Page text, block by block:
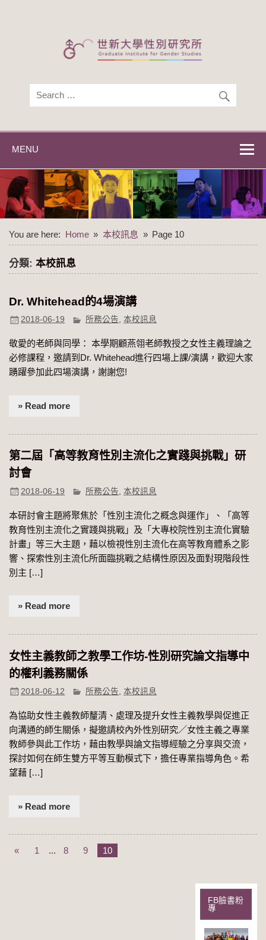
世新大學性別研
世新大學性別研究所
MENU
You are here: Home 本校訊息 Page 10
分類:本校訊息
Dr. Whitehead的4場演講
2018-06-19 所務公告,本校訊息
敬愛的老師與同學： 本學期顧燕翎老師教授之女性主義理論之
必修課程，邀請到Dr. Whitehead進行四場上課/演講，歡迎大家
踴躍參加此四場演講，謝謝您!
» Read more
第二屆「高等教育性別主流化之實踐與挑戰」研
討會‏
2018-06-19 所務公告 ,本校訊息
本研討會主題將聚焦於「性別主流化之概念與運作」、「高等
教育性別主流化之實踐與挑戰」及「大專校院性別主流化實驗
計畫」等三大主題，藉以檢視性別主流化在高等教育體系之影
響、探索性別主流化所面臨挑戰之結構性原因及面對現階段性
別主 […]
» Read more
女性主義教師之教學工作坊-性別研究論文指導中
的權利義務關係
2018-06-12 所務公告,本校訊息
為協助女性主義教師釐清、處理及提升女性主義教學與促進正
向溝通的師生關係，擬邀請校內外性別研究／女性主義之專業
教師參與此工作坊，藉由教學與論文指導經驗之分享與交流，
探討如何在師生雙方平等互動模式下，擔任專業指導角色。希
望藉 […]
» Read more
« 1 ... 8 9 10
FB臉書粉
專